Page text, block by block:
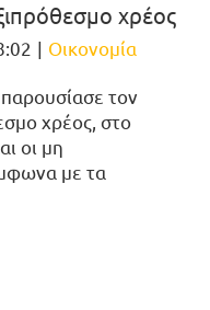
χρέος
| Οικονομία
τον
χρέος, στο
οι μη
με τα